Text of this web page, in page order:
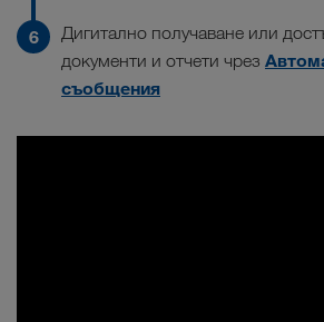
Дигитално получаване или
документи и отчети чрез
съобщения